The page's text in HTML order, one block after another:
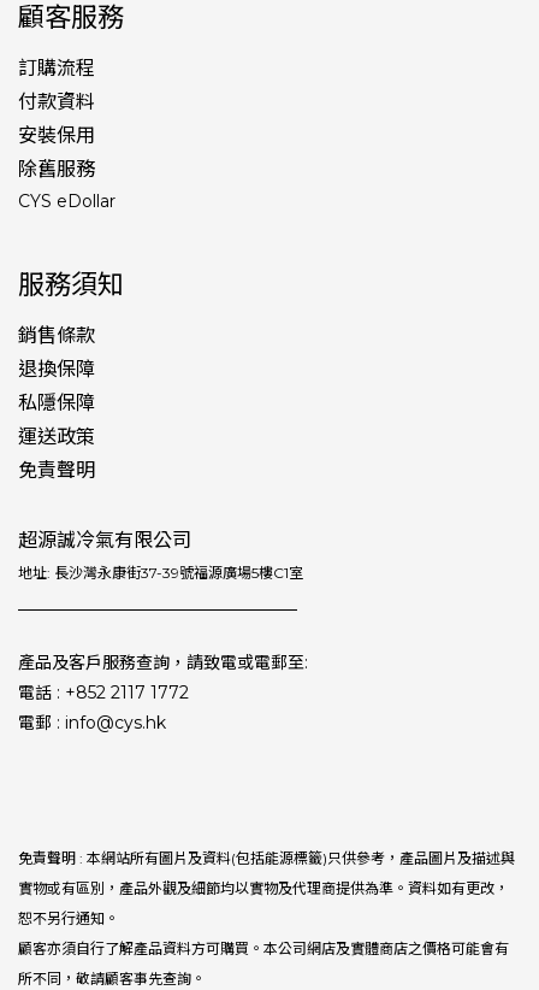
顧客服務
訂購流程
付款資料
安裝保用
除舊服務
CYS eDollar
服務須知
銷售條款
退換保障
私隱保障
運送政策
免責聲明
超源誠冷氣有限公司
地址: 長沙灣永康街37-39號福源廣場5樓C1室
產品及客戶服務查詢，請致電或電郵至:
電話 : +852 2117 1772
電郵 : info@cys.hk
免責聲明 : 本網站所有圖片及資料(包括能源標籤)只供參考，產品圖片及描述與
實物或有區別，產品外觀及細節均以實物及代理商提供為準。資料如有更改，
恕不另行通知。
顧客亦須自行了解產品資料方可購買。本公司網店及實體商店之價格可能會有
所不同，敬請顧客事先查詢。